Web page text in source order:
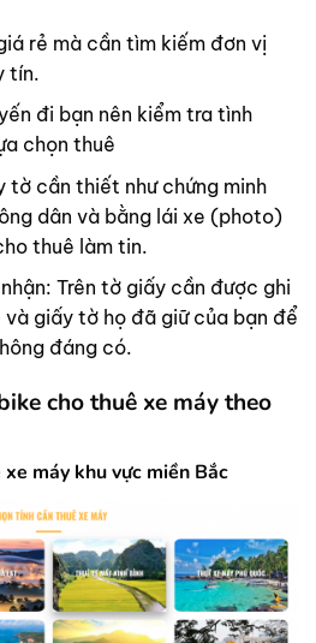
rẻ mà cần tìm kiếm đơn vị
tín.
đi bạn nên kiểm tra tình
chọn thuê
tờ cần thiết như chứng minh
dân và bằng lái xe (photo)
thuê làm tin.
Trên tờ giấy cần được ghi
giấy tờ họ đã giữ của bạn để
đáng có.
cho thuê xe máy theo
máy khu vực miền Bắc